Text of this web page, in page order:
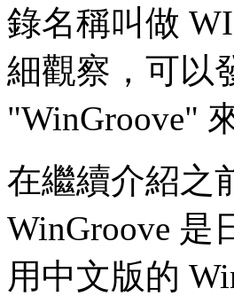
錄名稱叫做
細觀察，可以
"WinGroove"
在繼續介紹之
WinGroove 是
用中文版的